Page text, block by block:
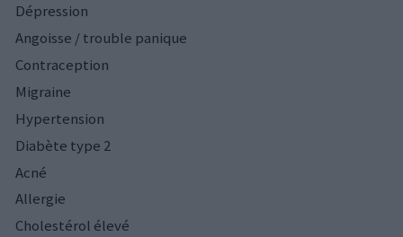
Dépression
Angoisse / trouble panique
Contraception
Migraine
Hypertension
Diabète type 2
Acné
Allergie
Cholestérol élevé